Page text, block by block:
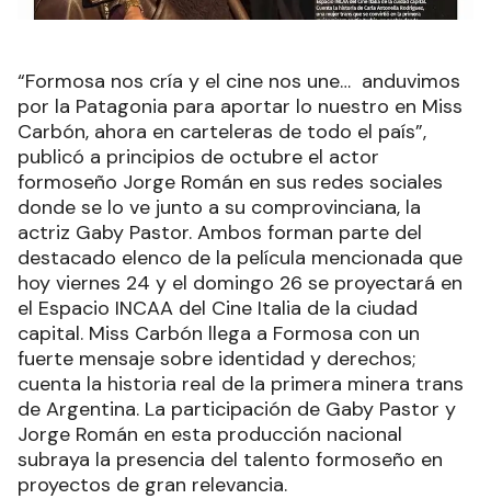
“Formosa nos cría y el cine nos une… anduvimos
por la Patagonia para aportar lo nuestro en Miss
Carbón, ahora en carteleras de todo el país”,
publicó a principios de octubre el actor
formoseño Jorge Román en sus redes sociales
donde se lo ve junto a su comprovinciana, la
actriz Gaby Pastor. Ambos forman parte del
destacado elenco de la película mencionada que
hoy viernes 24 y el domingo 26 se proyectará en
el Espacio INCAA del Cine Italia de la ciudad
capital. Miss Carbón llega a Formosa con un
fuerte mensaje sobre identidad y derechos;
cuenta la historia real de la primera minera trans
de Argentina. La participación de Gaby Pastor y
Jorge Román en esta producción nacional
subraya la presencia del talento formoseño en
proyectos de gran relevancia.